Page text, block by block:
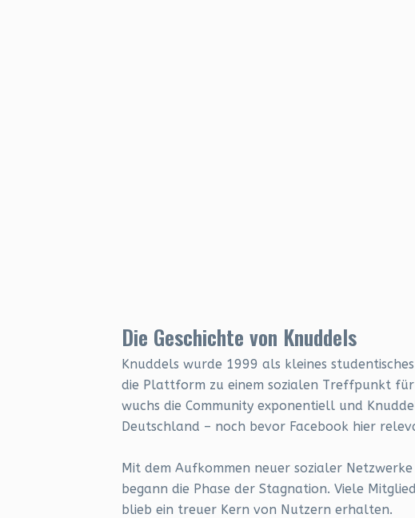
Die Geschichte von Knuddels
Knuddels wurde 1999 als kleines
die Plattform zu einem sozialen Treffpunkt
wuchs die Community exponentiell und
Deutschland – noch bevor Facebook hier
Mit dem Aufkommen neuer sozialer
begann die Phase der Stagnation. Viele
blieb ein treuer Kern von Nutzern erhalten.